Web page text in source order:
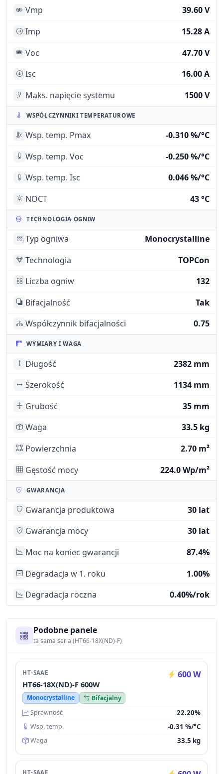
Vmp
39.60 V
Imp
15.28 A
Voc
47.70 V
Isc
16.00 A
Maks. napięcie systemu
1500 V
WSPÓŁCZYNNIKI TEMPERATUROWE
Wsp. temp. Pmax
-0.310 %/°C
Wsp. temp. Voc
-0.250 %/°C
Wsp. temp. Isc
0.046 %/°C
NOCT
43 °C
TECHNOLOGIA OGNIW
Typ ogniwa
Monocrystalline
Technologia
TOPCon
Liczba ogniw
132
Bifacjalność
Tak
Współczynnik bifacjalności
0.75
WYMIARY I WAGA
Długość
2382 mm
Szerokość
1134 mm
Grubość
35 mm
Waga
33.5 kg
Powierzchnia
2.70 m²
Gęstość mocy
224.0 Wp/m²
GWARANCJA
Gwarancja produktowa
30 lat
Gwarancja mocy
30 lat
Moc na koniec gwarancji
87.4%
Degradacja w 1. roku
1.00%
Degradacja roczna
0.40%/rok
Podobne panele
ta sama seria (HT66-18X(ND)-F)
HT-SAAE 600 W
HT66-18X(ND)-F 600W
Monocrystalline
Bifacjalny
Sprawność
22.20%
Wsp. temp. -0.31 %/°C
Waga 33.5 kg
HT-SAAE